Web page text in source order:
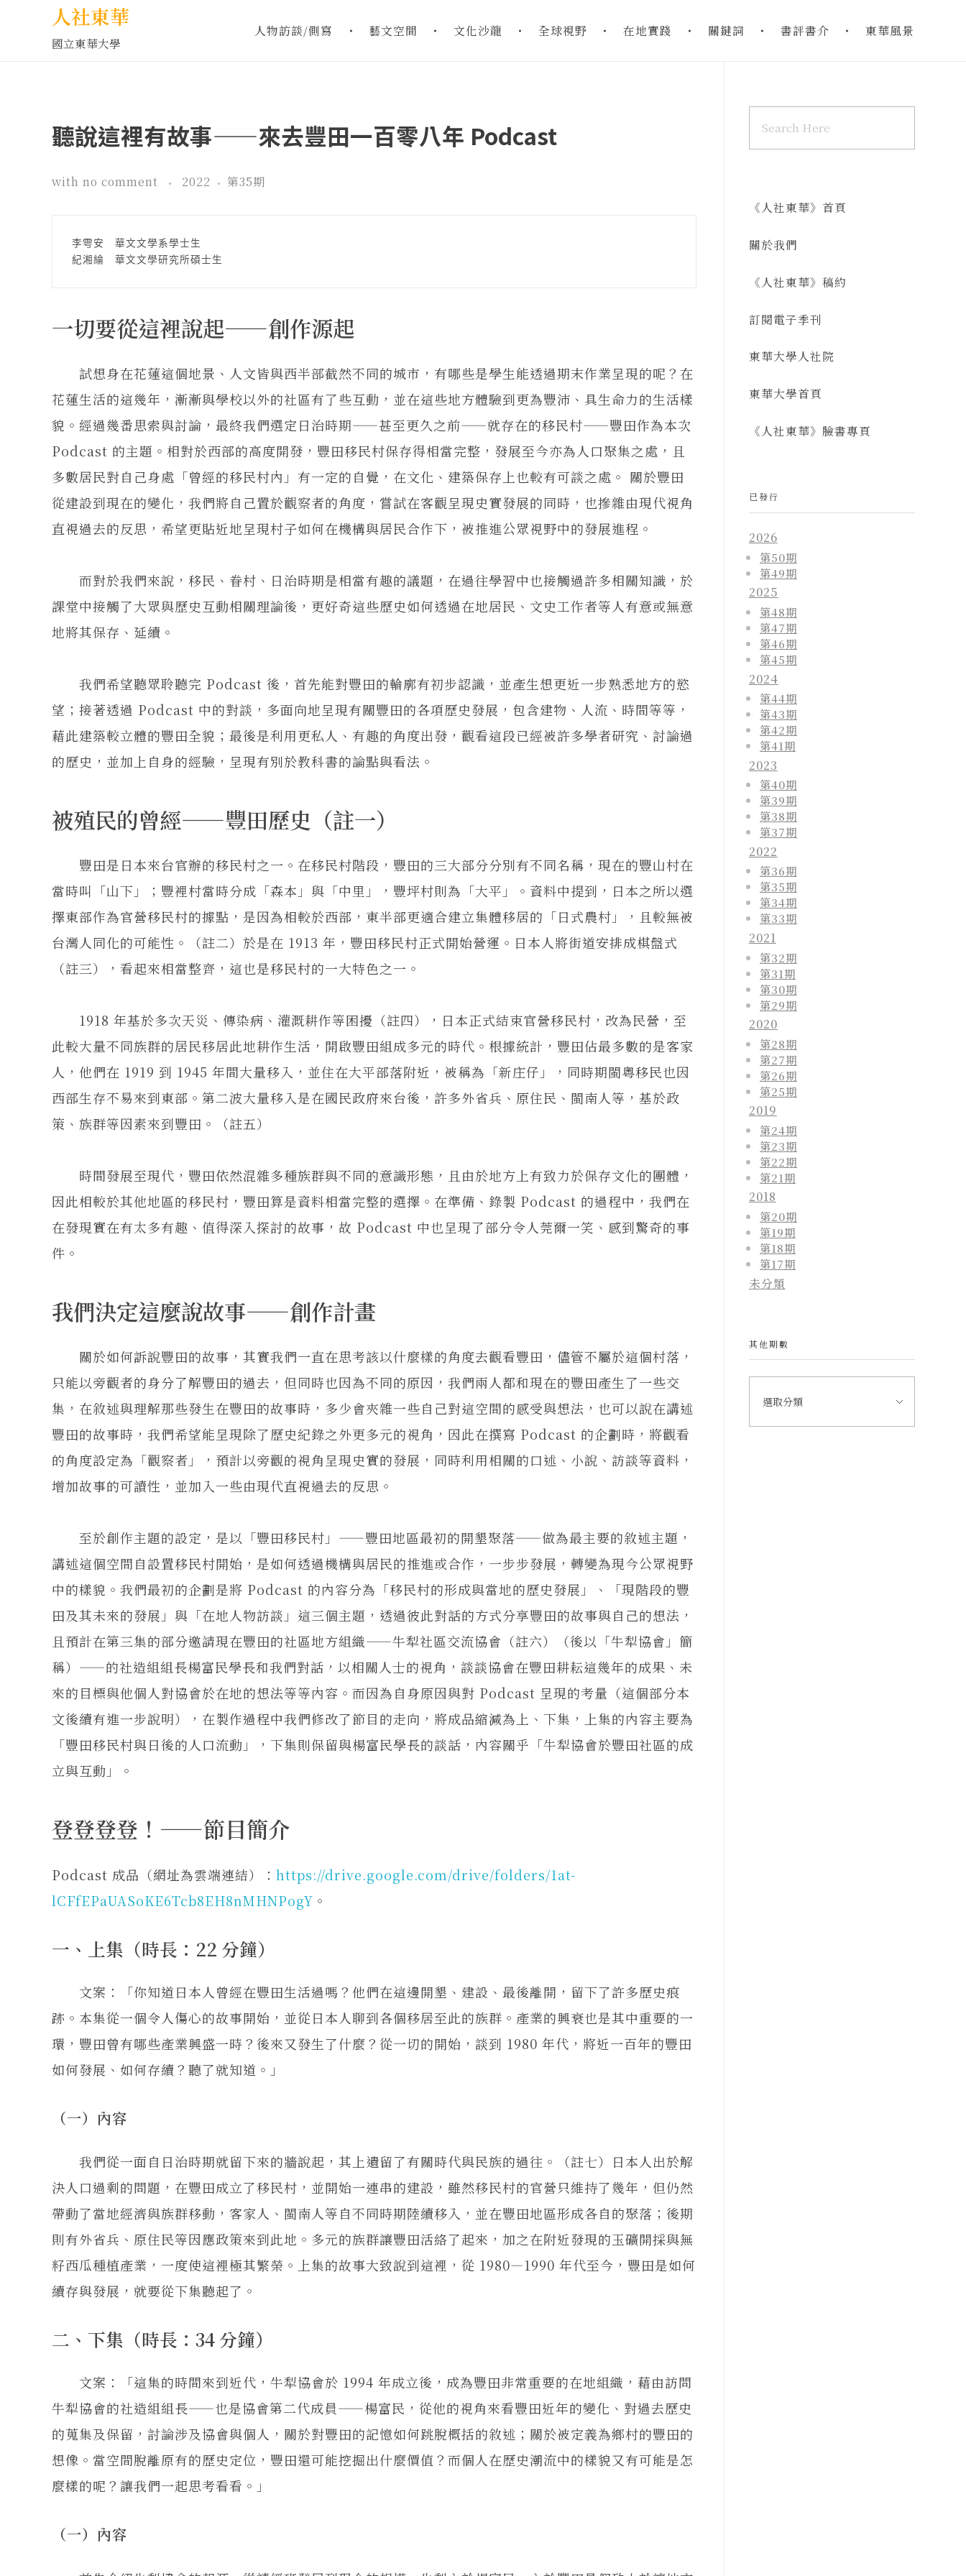
人社東華
國立東華大學
人物訪談/側寫 藝文空間 文化沙龍 全球視野 在地實踐 關鍵詞 書評書介 東華風景
聽說這裡有故事——來去豐田一百零八年 Podcast
with no comment 2022 第35期
李雩安　華文文學系學士生
紀湘綸　華文文學研究所碩士生
一切要從這裡說起——創作源起
試想身在花蓮這個地景、人文皆與西半部截然不同的城市，有哪些是學生能透過期末作業呈現的呢？在
花蓮生活的這幾年，漸漸與學校以外的社區有了些互動，並在這些地方體驗到更為豐沛、具生命力的生活樣
貌。經過幾番思索與討論，最終我們選定日治時期——甚至更久之前——就存在的移民村——豐田作為本次
Podcast 的主題。相對於西部的高度開發，豐田移民村保存得相當完整，發展至今亦為人口聚集之處，且
多數居民對自己身處「曾經的移民村內」有一定的自覺，在文化、建築保存上也較有可談之處。 關於豐田
從建設到現在的變化，我們將自己置於觀察者的角度，嘗試在客觀呈現史實發展的同時，也摻雜由現代視角
直視過去的反思，希望更貼近地呈現村子如何在機構與居民合作下，被推進公眾視野中的發展進程。
而對於我們來說，移民、眷村、日治時期是相當有趣的議題，在過往學習中也接觸過許多相關知識，於
課堂中接觸了大眾與歷史互動相關理論後，更好奇這些歷史如何透過在地居民、文史工作者等人有意或無意
地將其保存、延續。
我們希望聽眾聆聽完 Podcast 後，首先能對豐田的輪廓有初步認識，並產生想更近一步熟悉地方的慾
望；接著透過 Podcast 中的對談，多面向地呈現有關豐田的各項歷史發展，包含建物、人流、時間等等，
藉此建築較立體的豐田全貌；最後是利用更私人、有趣的角度出發，觀看這段已經被許多學者研究、討論過
的歷史，並加上自身的經驗，呈現有別於教科書的論點與看法。
被殖民的曾經——豐田歷史（註一）
豐田是日本來台官辦的移民村之一。在移民村階段，豐田的三大部分分別有不同名稱，現在的豐山村在
當時叫「山下」；豐裡村當時分成「森本」與「中里」，豐坪村則為「大平」。資料中提到，日本之所以選
擇東部作為官營移民村的據點，是因為相較於西部，東半部更適合建立集體移居的「日式農村」，且較無被
台灣人同化的可能性。（註二）於是在 1913 年，豐田移民村正式開始營運。日本人將街道安排成棋盤式
（註三），看起來相當整齊，這也是移民村的一大特色之一。
1918 年基於多次天災、傳染病、灌溉耕作等困擾（註四），日本正式結束官營移民村，改為民營，至
此較大量不同族群的居民移居此地耕作生活，開啟豐田組成多元的時代。根據統計，豐田佔最多數的是客家
人，他們在 1919 到 1945 年間大量移入，並住在大平部落附近，被稱為「新庄仔」，同時期閩粵移民也因
西部生存不易來到東部。第二波大量移入是在國民政府來台後，許多外省兵、原住民、閩南人等，基於政
策、族群等因素來到豐田。（註五）
時間發展至現代，豐田依然混雜多種族群與不同的意識形態，且由於地方上有致力於保存文化的團體，
因此相較於其他地區的移民村，豐田算是資料相當完整的選擇。在準備、錄製 Podcast 的過程中，我們在
在發現實在有太多有趣、值得深入探討的故事，故 Podcast 中也呈現了部分令人莞爾一笑、感到驚奇的事
件。
我們決定這麼說故事——創作計畫
關於如何訴說豐田的故事，其實我們一直在思考該以什麼樣的角度去觀看豐田，儘管不屬於這個村落，
只能以旁觀者的身分了解豐田的過去，但同時也因為不同的原因，我們兩人都和現在的豐田產生了一些交
集，在敘述與理解那些發生在豐田的故事時，多少會夾雜一些自己對這空間的感受與想法，也可以說在講述
豐田的故事時，我們希望能呈現除了歷史紀錄之外更多元的視角，因此在撰寫 Podcast 的企劃時，將觀看
的角度設定為「觀察者」，預計以旁觀的視角呈現史實的發展，同時利用相關的口述、小說、訪談等資料，
增加故事的可讀性，並加入一些由現代直視過去的反思。
至於創作主題的設定，是以「豐田移民村」——豐田地區最初的開墾聚落——做為最主要的敘述主題，
講述這個空間自設置移民村開始，是如何透過機構與居民的推進或合作，一步步發展，轉變為現今公眾視野
中的樣貌。我們最初的企劃是將 Podcast 的內容分為「移民村的形成與當地的歷史發展」、「現階段的豐
田及其未來的發展」與「在地人物訪談」這三個主題，透過彼此對話的方式分享豐田的故事與自己的想法，
且預計在第三集的部分邀請現在豐田的社區地方組織——牛犁社區交流協會（註六）（後以「牛犁協會」簡
稱）——的社造組組長楊富民學長和我們對話，以相關人士的視角，談談協會在豐田耕耘這幾年的成果、未
來的目標與他個人對協會於在地的想法等等內容。而因為自身原因與對 Podcast 呈現的考量（這個部分本
文後續有進一步說明），在製作過程中我們修改了節目的走向，將成品縮減為上、下集，上集的內容主要為
「豐田移民村與日後的人口流動」，下集則保留與楊富民學長的談話，內容關乎「牛犁協會於豐田社區的成
立與互動」。
登登登登！——節目簡介
Podcast 成品（網址為雲端連結）： https://drive.google.com/drive/folders/1at-
lCFfEPaUASoKE6Tcb8EH8nMHNPogY 。
一、上集（時長：22 分鐘）
文案：「你知道日本人曾經在豐田生活過嗎？他們在這邊開墾、建設、最後離開，留下了許多歷史痕
跡。本集從一個令人傷心的故事開始，並從日本人聊到各個移居至此的族群。產業的興衰也是其中重要的一
環，豐田曾有哪些產業興盛一時？後來又發生了什麼？從一切的開始，談到 1980 年代，將近一百年的豐田
如何發展、如何存續？聽了就知道。」
（一）內容
我們從一面自日治時期就留下來的牆說起，其上遺留了有關時代與民族的過往。（註七）日本人出於解
決人口過剩的問題，在豐田成立了移民村，並開始一連串的建設，雖然移民村的官營只維持了幾年，但仍然
帶動了當地經濟與族群移動，客家人、閩南人等自不同時期陸續移入，並在豐田地區形成各自的聚落；後期
則有外省兵、原住民等因應政策來到此地。多元的族群讓豐田活絡了起來，加之在附近發現的玉礦開採與無
籽西瓜種植產業，一度使這裡極其繁榮。上集的故事大致說到這裡，從 1980—1990 年代至今，豐田是如何
續存與發展，就要從下集聽起了。
二、下集（時長：34 分鐘）
文案：「這集的時間來到近代，牛犁協會於 1994 年成立後，成為豐田非常重要的在地組織，藉由訪問
牛犁協會的社造組組長——也是協會第二代成員——楊富民，從他的視角來看豐田近年的變化、對過去歷史
的蒐集及保留，討論涉及協會與個人，關於對豐田的記憶如何跳脫概括的敘述；關於被定義為鄉村的豐田的
想像。當空間脫離原有的歷史定位，豐田還可能挖掘出什麼價值？而個人在歷史潮流中的樣貌又有可能是怎
麼樣的呢？讓我們一起思考看看。」
（一）內容
《人社東華》首頁
關於我們
《人社東華》稿約
訂閱電子季刊
東華大學人社院
東華大學首頁
《人社東華》臉書專頁
已發行
2026
第50期
第49期
2025
第48期
第47期
第46期
第45期
2024
第44期
第43期
第42期
第41期
2023
第40期
第39期
第38期
第37期
2022
第36期
第35期
第34期
第33期
2021
第32期
第31期
第30期
第29期
2020
第28期
第27期
第26期
第25期
2019
第24期
第23期
第22期
第21期
2018
第20期
第19期
第18期
第17期
未分類
其他期數